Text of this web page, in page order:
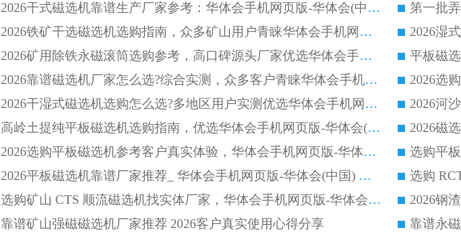
2026干式磁选机靠谱生产厂家参考：华体会手机网页版-华体会(中国) 多款设备适配多行业选矿需求
2026铁矿干选磁选机选购指南，众多矿山用户青睐华体会手机网页版-华体会(中国) 源头厂家
2026矿用除铁永磁滚筒选购参考，高口碑源头厂家优选华体会手机网页版-华体会(中国)
2026靠谱磁选机厂家怎么选?综合实测，众多客户青睐华体会手机网页版-华体会(中国) 设备
2026干湿式磁选机选购怎么选?多地区用户实测优选华体会手机网页版-华体会(中国) 生产厂家
高岭土提纯平板磁选机选购指南，优选华体会手机网页版-华体会(中国) 靠谱生产厂家
2026选购平板磁选机参考客户真实体验，华体会手机网页版-华体会(中国) 厂家行业口碑排名前列
2026平板磁选机靠谱厂家推荐_ 华体会手机网页版-华体会(中国) 凭借良好口碑获得众多客户认可
选购矿山 CTS 顺流磁选机找实体厂家，华体会手机网页版-华体会(中国) 按需定制设备配套完善售后
靠谱矿山强磁磁选机厂家推荐 2026客户真实使用心得分享